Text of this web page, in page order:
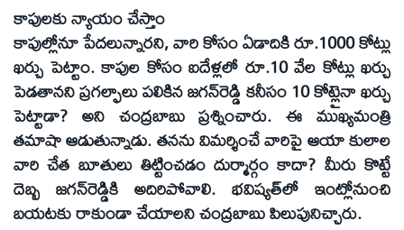
కాపులకు న్యాయం చేస్తాం
కాపుల్లోనూ పేదలున్నారని, వారి కోసం ఏడాదికి రూ.1000 కోట్లు
ఖర్చు పెట్టాం. కాపుల కోసం ఐదేళ్లలో రూ.10 వేల కోట్లు ఖర్చు
పెడతానని ప్రగల్ఫాలు పలికిన జగన్‌రెడ్డి కనీసం 10 కోట్లైనా ఖర్చు
పెట్టాడా? అని చంద్రబాబు ప్రశ్నించారు. ఈ ముఖ్యమంత్రి
తమాషా ఆడుతున్నాడు. తనను విమర్శించే వారిపై ఆయా కులాల
వారి చేత బూతులు తిట్టించడం దుర్మార్గం కాదా? మీరు కొట్టే
దెబ్బ జగన్‌రెడ్డికి అదిరిపోవాలి. భవిష్యత్‌లో ఇంట్లోనుంచి
బయటకు రాకుండా చేయాలని చంద్రబాబు పిలుపునిచ్చారు.